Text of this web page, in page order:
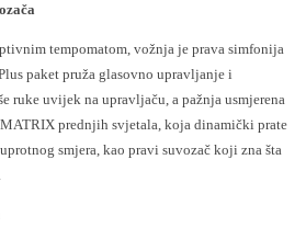
tempomatom, vožnja je prava simfonija
paket pruža glasovno upravljanje i
ruke uvijek na upravljaču, a pažnja usmjerena
prednjih svjetala, koja dinamički prate
smjera, kao pravi suvozač koji zna šta